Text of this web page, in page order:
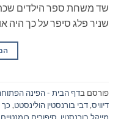
שד משחת ספר הילדים
שניר פלג סיפר על כך היה
פורסם בדף הבית - הפינה
דיוויס,דבי בורנסטין הולינסטט, כך
מייקל בורנסטין סיפורים